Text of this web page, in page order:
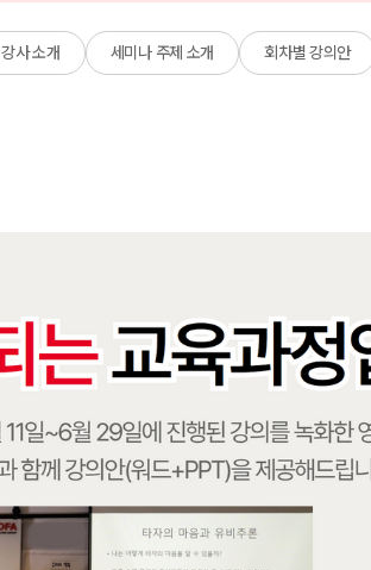
강사 소개 세미나 주제 소개 회차별 강의안